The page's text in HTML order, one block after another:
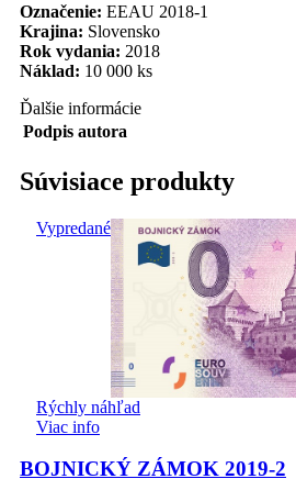
Označenie: EEAU 2018-1
Krajina: Slovensko
Rok vydania: 2018
Náklad: 10 000 ks
Ďalšie informácie
Podpis autora
Súvisiace produkty
Vypredané
Rýchly náhľad
Viac info
BOJNICKÝ ZÁMOK 2019-2